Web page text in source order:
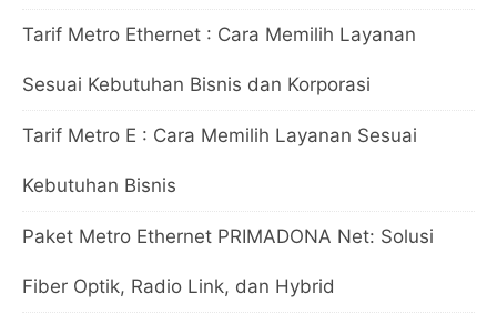
Tarif Metro Ethernet : Cara Memilih Layanan
Sesuai Kebutuhan Bisnis dan Korporasi
Tarif Metro E : Cara Memilih Layanan Sesuai
Kebutuhan Bisnis
Paket Metro Ethernet PRIMADONA Net: Solusi
Fiber Optik, Radio Link, dan Hybrid